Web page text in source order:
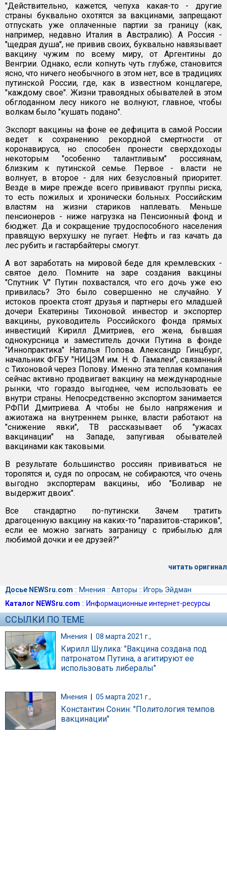
"Действительно, кажется, чепуха какая-то - другие
страны буквально охотятся за вакцинами, запрещают
отпускать уже оплаченные партии за границу (как,
например, недавно Италия в Австралию). А Россия -
"щедрая душа", не привив своих, буквально навязывает
вакцину чужим по всему миру, от Аргентины до
Венгрии. Однако, если копнуть чуть глубже, становится
ясно, что ничего необычного в этом нет, все в традициях
путинской России, где, как в известном концлагере,
"каждому свое". Жизни травоядных обывателей в этом
обглоданном лесу никого не волнуют, главное, чтобы
волкам было "кушать подано".
Экспорт вакцины на фоне ее дефицита в самой России
ведет к сохранению рекордной смертности от
коронавируса, но способен пронести сверхдоходы
некоторым "особенно талантливым" россиянам,
близким к путинской семье. Первое - власти не
волнует, в второе - для них безусловный приоритет.
Везде в мире прежде всего прививают группы риска,
то есть пожилых и хронически больных. Российским
властям на жизни стариков наплевать. Меньше
пенсионеров - ниже нагрузка на Пенсионный фонд и
бюджет. Да и сокращение трудоспособного населения
правящую верхушку не пугает. Нефть и газ качать да
лес рубить и гастарбайтеры смогут.
А вот заработать на мировой беде для кремлевских -
святое дело. Помните на заре создания вакцины
"Спутник V" Путин похвастался, что его дочь уже ею
привилась? Это было совершенно не случайно. У
истоков проекта стоят друзья и партнеры его младшей
дочери Екатерины Тихоновой: инвестор и экспортер
вакцины, руководитель Российского фонда прямых
инвестиций Кирилл Дмитриев, его жена, бывшая
однокурсница и заместитель дочки Путина в фонде
"Иннопрактика" Наталья Попова. Александр Гинцбург,
начальник ФГБУ "НИЦЭМ им. Н. Ф. Гамалеи", связанный
с Тихоновой через Попову. Именно эта теплая компания
сейчас активно продвигает вакцину на международные
рынки, что гораздо выгоднее, чем использовать ее
внутри страны. Непосредственно экспортом занимается
РФПИ Дмитриева. А чтобы не было напряжения и
ажиотажа на внутреннем рынке, власти работают на
"снижение явки", ТВ рассказывает об "ужасах
вакцинации" на Западе, запугивая обывателей
вакцинами как таковыми.
В результате большинство россиян прививаться не
торопятся и, судя по опросам, не собираются, что очень
выгодно экспортерам вакцины, ибо "Боливар не
выдержит двоих".
Все стандартно по-путински. Зачем тратить
драгоценную вакцину на каких-то "паразитов-стариков",
если ее можно загнать заграницу с прибылью для
любимой дочки и ее друзей?"
читать оригинал
Досье NEWSru.com :: Мнения :: Авторы :: Игорь Эйдман
Каталог NEWSru.com :: Информационные интернет-ресурсы
ССЫЛКИ ПО ТЕМЕ
Мнения | 08 марта 2021 г.,
Кирилл Шулика: "Вакцина создана под
патронатом Путина, а агитируют ее
использовать либералы"
Мнения 05 марта 2021 г.,
Константин Сонин: "Политология темпов
вакцинации"